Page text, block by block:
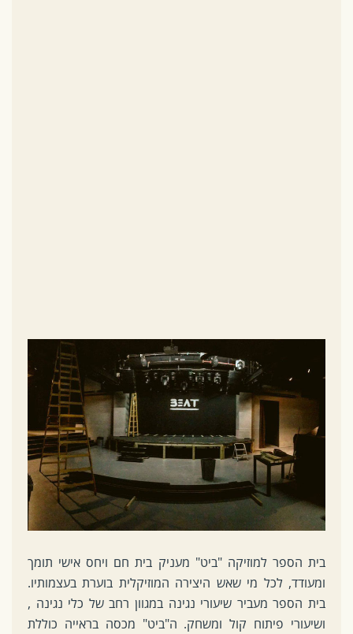
בית הספר למוזיקה "ביט" מעניק בית חם ויחס אישי תומך
ומעודד, לכל מי שאש היצירה המוזיקלית בוערת בעצמותיו.
בית הספר מעביר שיעורי נגינה במגוון רחב של כלי נגינה ,
ושיעורי פיתוח קול ומשחק. ה"ביט" מכסה בראייה כוללת